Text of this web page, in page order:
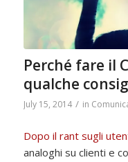
Perché fare il
qualche
July 15, 2014 / in
Dopo il rant sugli
analoghi su clienti e